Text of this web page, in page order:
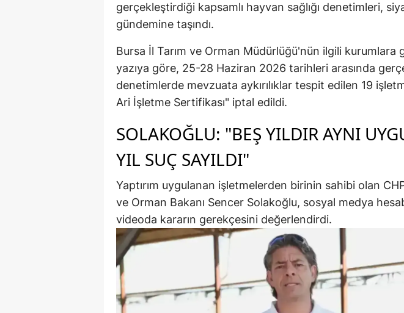
gerçekleştirdiği kapsamlı hayvan sağlığı denetimleri,
gündemine taşındı.
Bursa İl Tarım ve Orman Müdürlüğü'nün ilgili kurumlara
yazıya göre, 25-28 Haziran 2026 tarihleri arasında
denetimlerde mevzuata aykırılıklar tespit edilen 19
Ari İşletme Sertifikası" iptal edildi.
SOLAKOĞLU: "BEŞ YILDIR AYNI
YIL SUÇ SAYILDI"
Yaptırım uygulanan işletmelerden birinin sahibi olan
ve Orman Bakanı Sencer Solakoğlu, sosyal medya
videoda kararın gerekçesini değerlendirdi.